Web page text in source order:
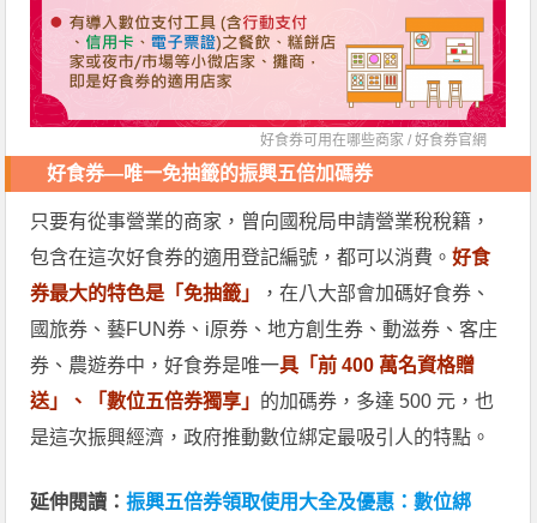
好食券可用在哪些商家 /好食券官網
好食券—唯一免抽籤的振興五倍加碼券
只要有從事營業的商家，曾向國稅局申請營業稅稅籍，
包含在這次好食券的適用登記編號，都可以消費。好食
券最大的特色是「免抽籤」
，在八大部會加碼好食券、
國旅券、藝FUN券、i原券、地方創生券、動滋券、客庄
券、農遊券中，好食券是唯一具「前 400 萬名資格贈
送」、「數位五倍券獨享」 的加碼券，多達 500 元，也
是這次振興經濟，政府推動數位綁定最吸引人的特點。
延伸閱讀：振興五倍券領取使用大全及優惠：數位綁